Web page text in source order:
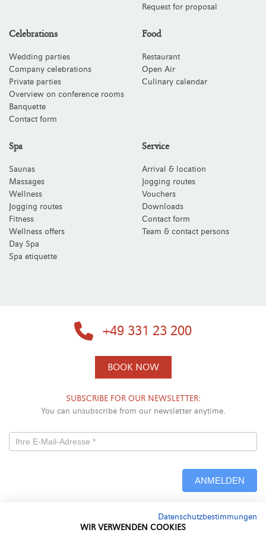
Request for proposal
Celebrations
Wedding parties
Company celebrations
Private parties
Overview on conference rooms
Banquette
Contact form
Food
Restaurant
Open Air
Culinary calendar
Spa
Saunas
Massages
Wellness
Jogging routes
Fitness
Wellness offers
Day Spa
Spa etiquette
Service
Arrival & location
Jogging routes
Vouchers
Downloads
Contact form
Team & contact persons
+49 331 23 200
BOOK NOW
SUBSCRIBE FOR OUR NEWSLETTER:
You can unsubscribe from our newsletter anytime.
Newsletterformular
ANMELDEN
Datenschutzbestimmungen
WIR VERWENDEN COOKIES